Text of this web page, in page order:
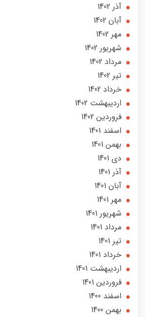
آذر 1402
آبان 1402
مهر 1402
شهریور 1402
مرداد 1402
تير 1402
خرداد 1402
ارديبهشت 1402
فروردین 1402
اسفند 1401
بهمن 1401
دی 1401
آذر 1401
آبان 1401
مهر 1401
شهریور 1401
مرداد 1401
تير 1401
خرداد 1401
ارديبهشت 1401
فروردین 1401
اسفند 1400
بهمن 1400